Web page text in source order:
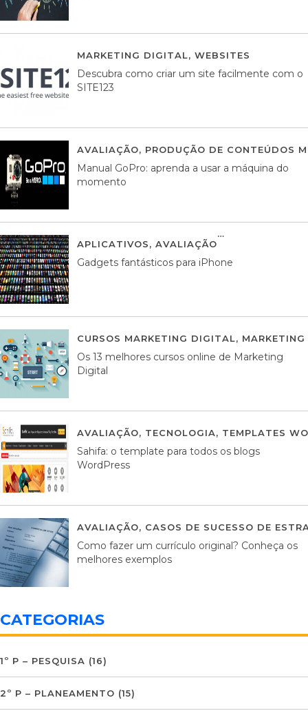
MARKETING DIGITAL, WEBSITES
Descubra como criar um site facilmente com o
SITE123
AVALIAÇÃO, PRODUÇÃO DE CONTEÚDOS
Manual GoPro: aprenda a usar a máquina do
momento
APLICATIVOS, AVALIAÇÃO
Gadgets fantásticos para iPhone
CURSOS MARKETING DIGITAL,
Os 13 melhores cursos online de Marketing
Digital
AVALIAÇÃO, TECNOLOGIA, TEMPLATES
Sahifa: o template para todos os blogs
WordPress
AVALIAÇÃO, CASOS DE SUCESSO DE
Como fazer um currículo original? Conheça os
melhores exemplos
CATEGORIAS
1º P – PESQUISA (16)
2º P – PLANEAMENTO (15)